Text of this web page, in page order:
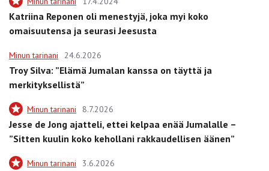
Katriina Reponen oli menestyjä, joka myi koko
omaisuutensa ja seurasi Jeesusta
Minun tarinani 24.6.2026
Troy Silva: ”Elämä Jumalan kanssa on täyttä ja
merkityksellistä”
Minun tarinani 8.7.2026
Jesse de Jong ajatteli, ettei kelpaa enää Jumalalle –
”Sitten kuulin koko kehollani rakkaudellisen äänen”
Minun tarinani 3.6.2026